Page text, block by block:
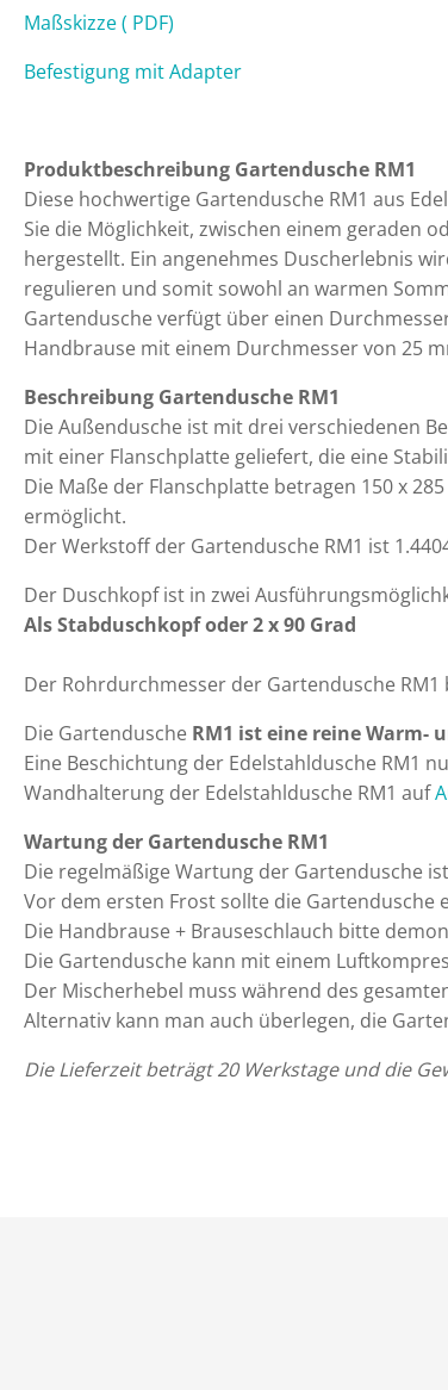
Maßskizze ( PDF)
Befestigung mit Adapter
Produktbeschreibung Gartendusche RM1
Diese hochwertige Gartendusche RM1 aus
Sie die Möglichkeit, zwischen einem geraden
hergestellt. Ein angenehmes Duscherlebnis
regulieren und somit sowohl an warmen
Gartendusche verfügt über einen
Handbrause mit einem Durchmesser von 25
Beschreibung Gartendusche RM1
Die Außendusche ist mit drei verschiedenen
mit einer Flanschplatte geliefert, die eine
Die Maße der Flanschplatte betragen 150 x
ermöglicht.
Der Werkstoff der Gartendusche RM1 ist
Der Duschkopf ist in zwei
Als Stabduschkopf oder 2 x 90 Grad
Der Rohrdurchmesser der Gartendusche
Die Gartendusche RM1 ist eine reine Warm-
Eine Beschichtung der Edelstahldusche RM1
Wandhalterung der Edelstahldusche RM1 auf
Wartung der Gartendusche RM1
Die regelmäßige Wartung der Gartendusche
Vor dem ersten Frost sollte die
Die Handbrause + Brauseschlauch bitte
Die Gartendusche kann mit einem
Der Mischerhebel muss während des
Alternativ kann man auch überlegen, die
Die Lieferzeit beträgt 20 Werkstage und die